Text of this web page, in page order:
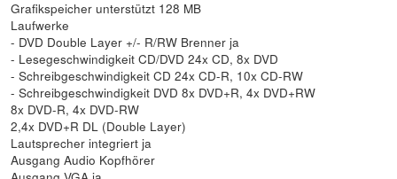
Grafikspeicher unterstützt 128 MB
Laufwerke
- DVD Double Layer +/- R/RW Brenner ja
- Lesegeschwindigkeit CD/DVD 24x CD, 8x DVD
- Schreibgeschwindigkeit CD 24x CD-R, 10x CD-RW
- Schreibgeschwindigkeit DVD 8x DVD+R, 4x DVD+RW
8x DVD-R, 4x DVD-RW
2,4x DVD+R DL (Double Layer)
Lautsprecher integriert ja
Ausgang Audio Kopfhörer